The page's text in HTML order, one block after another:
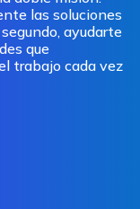
las soluciones
ayudarte
que
trabajo cada vez